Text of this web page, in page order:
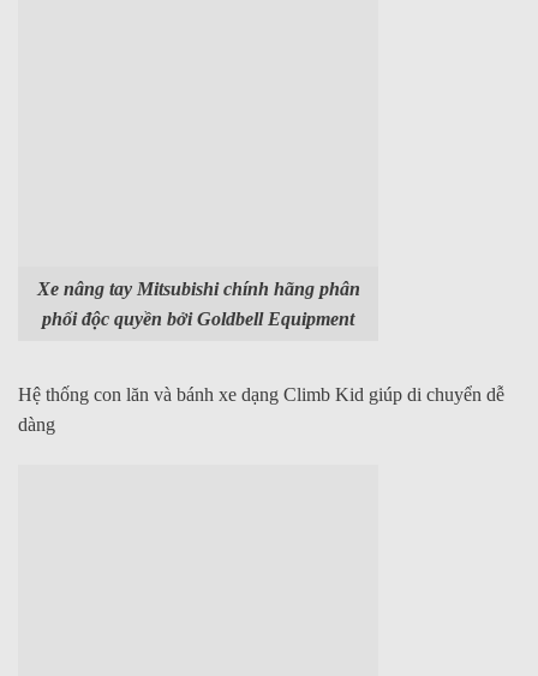
Xe nâng tay Mitsubishi chính hãng phân
phối độc quyền bởi Goldbell Equipment
Hệ thống con lăn và bánh xe dạng Climb Kid giúp di chuyển dễ
dàng